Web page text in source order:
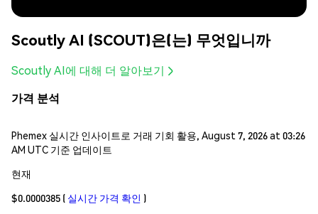
Scoutly AI (SCOUT)은(는) 무엇입니까
Scoutly AI에 대해 더 알아보기
가격 분석
Phemex 실시간 인사이트로 거래 기회 활용, August 7, 2026 at 03:26
AM UTC 기준 업데이트
현재
$0.0000385 ( 실시간 가격 확인 )